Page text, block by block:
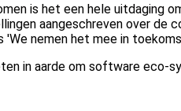
is het een hele uitdaging
aangeschreven over
'We nemen het mee in
in aarde om software eco-